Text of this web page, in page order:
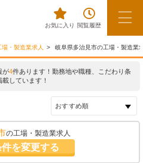
お気に入り 閲覧履歴
・製造業求人 岐阜県多治見市の工場・製造業
が4件あります！勤務地や職種、こだわり条
しています！
の工場・製造業求人
を変更する